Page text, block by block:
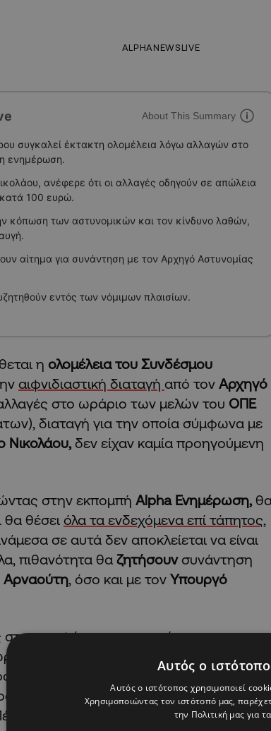
ALPHANEWSLIVE
About This Summary
συγκαλεί έκτακτη ολομέλεια λόγω αλλαγών στο
ενημέρωση.
ανέφερε ότι οι αλλαγές οδηγούν σε απώλεια
100 ευρώ.
κόπωση των αστυνομικών και τον κίνδυνο λαθών,
αίτημα για συνάντηση με τον Αρχηγό Αστυνομίας
εντός των νόμιμων πλαισίων.
η ολομέλεια του Συνδέσμου
αιφνιδιαστική διαταγή από τον Αρχηγό
στο ωράριο των μελών του ΟΠΕ
διαταγή για την οποία σύμφωνα με
Νικολάου, δεν είχαν καμία προηγούμενη
στην εκπομπή Alpha Ενημέρωση,
θα θέσει όλα τα ενδεχόμενα επί τάπητος,
σε αυτά δεν αποκλείεται να είναι
πιθανότητα θα ζητήσουν συνάντηση
Αρναούτη, όσο και με τον Υπουργό
αποφάσεις της ηγεσίας της
είπε πως αυτό που αλλάζει είναι ότι
εργάζονταν σύστημα βάρδιας 12-24 και
Τετάρτη θα δουλέψει 07.00 το πρωί
θα πάει 19.00 μέχρι 07.00 της
Αυτός ο
Αυτός ο ιστότοπος χρησιμοποιεί
Χρησιμοποιώντας τον ιστότοπό μας,
την Πολιτική μας για